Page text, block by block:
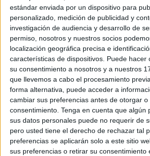
estándar enviada por un dispositivo para
personalizado, medición de publicidad y
investigación de audiencia y desarrollo de
permiso, nosotros y nuestros socios
localización geográfica precisa e
características de dispositivos. Puede hacer
su consentimiento a nosotros y a nuestros
que llevemos a cabo el procesamiento
forma alternativa, puede acceder a
cambiar sus preferencias antes de otorgar o
consentimiento. Tenga en cuenta que algún
sus datos personales puede no requerir de
pero usted tiene el derecho de rechazar tal
preferencias se aplicarán solo a este sitio
sus preferencias o retirar su consentimiento
Para la supervisión y control de esa
designó a un brigada, un cabo 1º y a una
controlaban la recogida.
Cómo se llevó a cabo la
muestras
El condenado fue conducido con el resto
someterse a la prueba y se quedó en
del botiquín vigilado junto al resto por el
quele entraron ganas de orinar y
toma de muestras. Allí se le entregó el